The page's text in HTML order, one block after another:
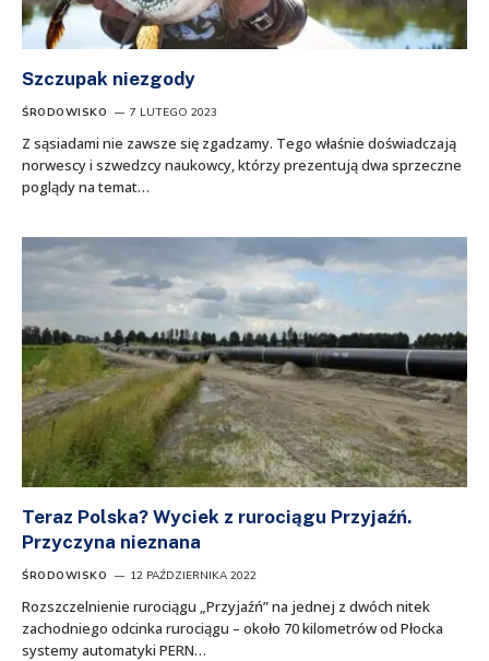
Szczupak niezgody
ŚRODOWISKO 7 LUTEGO 2023
Z sąsiadami nie zawsze się zgadzamy. Tego właśnie doświadczają
norwescy i szwedzcy naukowcy, którzy prezentują dwa sprzeczne
poglądy na temat…
Teraz Polska? Wyciek z rurociągu Przyjaźń.
Przyczyna nieznana
ŚRODOWISKO 12 PAŹDZIERNIKA 2022
Rozszczelnienie rurociągu „Przyjaźń” na jednej z dwóch nitek
zachodniego odcinka rurociągu – około 70 kilometrów od Płocka
systemy automatyki PERN…